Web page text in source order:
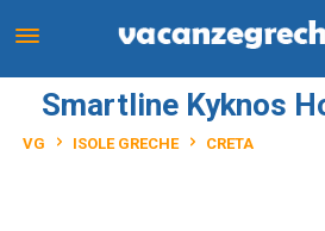
Smartline Kyknos
VG ISOLE GRECHE CRETA